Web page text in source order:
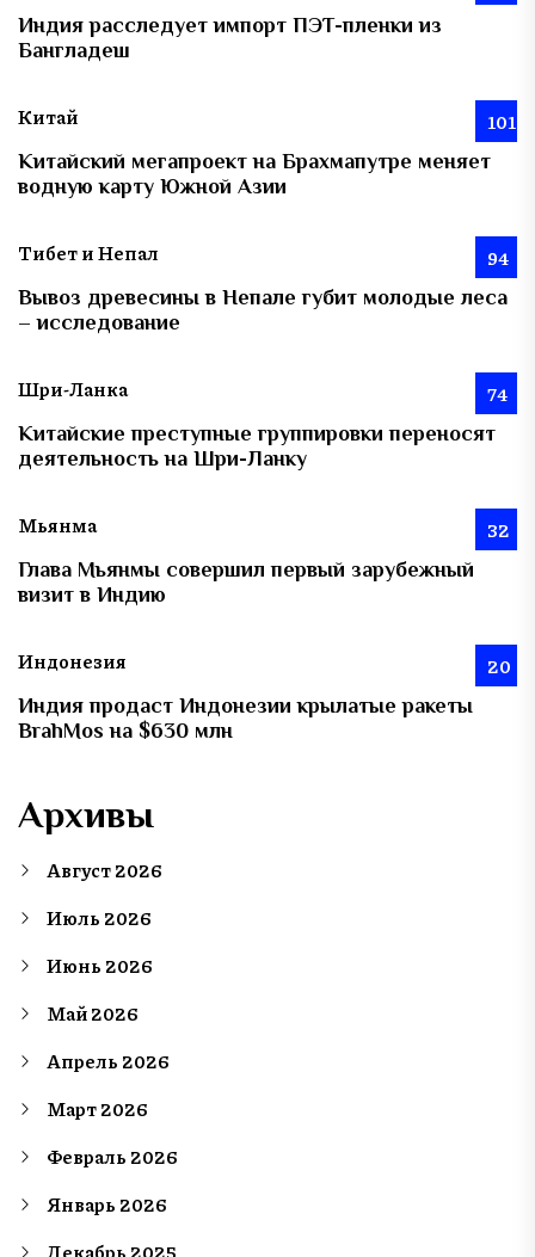
Индия расследует импорт ПЭТ-пленки из
Бангладеш
Китай 101
Китайский мегапроект на Брахмапутре меняет
водную карту Южной Азии
Тибет и Непал 94
Вывоз древесины в Непале губит молодые леса
– исследование
Шри-Ланка 74
Китайские преступные группировки переносят
деятельность на Шри-Ланку
Мьянма 32
Глава Мьянмы совершил первый зарубежный
визит в Индию
Индонезия 20
Индия продаст Индонезии крылатые ракеты
BrahMos на $630 млн
Архивы
Август 2026
Июль 2026
Июнь 2026
Май 2026
Апрель 2026
Март 2026
Февраль 2026
Январь 2026